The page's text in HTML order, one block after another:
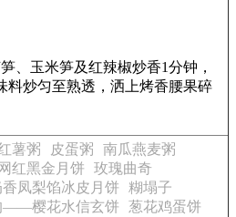
、玉米笋及红辣椒炒香1分钟，
料炒匀至熟透，洒上烤香腰果碎
薯粥 皮蛋粥
南瓜燕麦粥
网红黑金月饼
玫瑰曲奇
凤梨馅冰皮月饼
糊塌子
——樱花水信玄饼
葱花鸡蛋饼